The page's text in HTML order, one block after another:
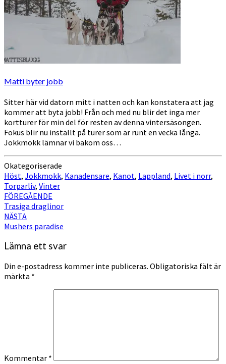
Matti byter jobb
Sitter här vid datorn mitt i natten och kan konstatera att jag
kommer att byta jobb! Från och med nu blir det inga mer
kortturer för min del för resten av denna vintersäsongen.
Fokus blir nu inställt på turer som är runt en vecka långa.
Jokkmokk lämnar vi bakom oss…
Okategoriserade
Höst, Jokkmokk, Kanadensare, Kanot, Lappland, Livet i norr,
Torparliv, Vinter
Inläggsnavigering
FÖREGÅENDE
Trasiga draglinor
NÄSTA
Mushers paradise
Lämna ett svar
Din e-postadress kommer inte publiceras. Obligatoriska fält är
märkta *
Kommentar *